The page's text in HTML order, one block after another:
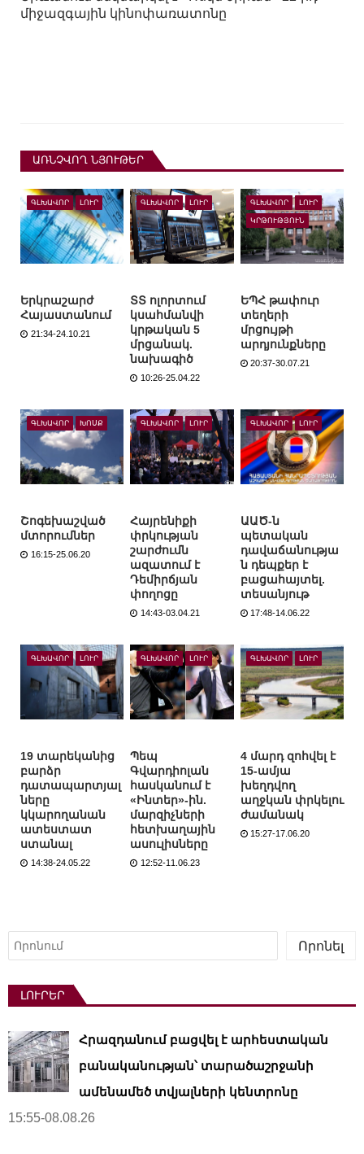
միջազգային կինոփառատոնը
ԱՌՆՉՎՈՂ ՆՅՈՒԹԵՐ
ԳԼԽԱՎՈՐ ԼՈՒՐ
Երկրաշարժ
Հայաստանում
21:34-24.10.21
ԳԼԽԱՎՈՐ ԼՈՒՐ
ՏՏ ոլորտում
կսահմանվի
կրթական 5
մրցանակ.
նախագիծ
10:26-25.04.22
ԳԼԽԱՎՈՐ ԼՈՒՐ
ԿՐԹՈՒԹՅՈՒՆ
ԵՊՀ թափուր
տեղերի
մրցույթի
արդյունքները
20:37-30.07.21
ԳԼԽԱՎՈՐ ԽՈՍՔ
Շոգեխաշված
մտորումներ
16:15-25.06.20
ԳԼԽԱՎՈՐ ԼՈՒՐ
Հայրենիքի
փրկության
շարժումն
ազատում է
Դեմիրճյան
փողոցը
14:43-03.04.21
ԳԼԽԱՎՈՐ ԼՈՒՐ
ԱԱԾ-ն
պետական
դավաճանությա
ն դեպքեր է
բացահայտել.
տեսանյութ
17:48-14.06.22
ԳԼԽԱՎՈՐ ԼՈՒՐ
19 տարեկանից
բարձր
դատապարտյալ
ները
կկարողանան
ատեստատ
ստանալ
14:38-24.05.22
ԳԼԽԱՎՈՐ ԼՈՒՐ
Պեպ
Գվարդիոլան
հասկանում է
«Ինտեր»-ին.
մարզիչների
հետխաղային
ասուլիսները
12:52-11.06.23
ԳԼԽԱՎՈՐ ԼՈՒՐ
4 մարդ զոհվել է
15-ամյա
խեղդվող
աղջկան փրկելու
ժամանակ
15:27-17.06.20
Որոնել
Որոնել
ԼՈՒՐԵՐ
Հրազդանում բացվել է արհեստական ​​
բանականության՝ տարածաշրջանի
ամենամեծ տվյալների կենտրոնը
15:55-08.08.26